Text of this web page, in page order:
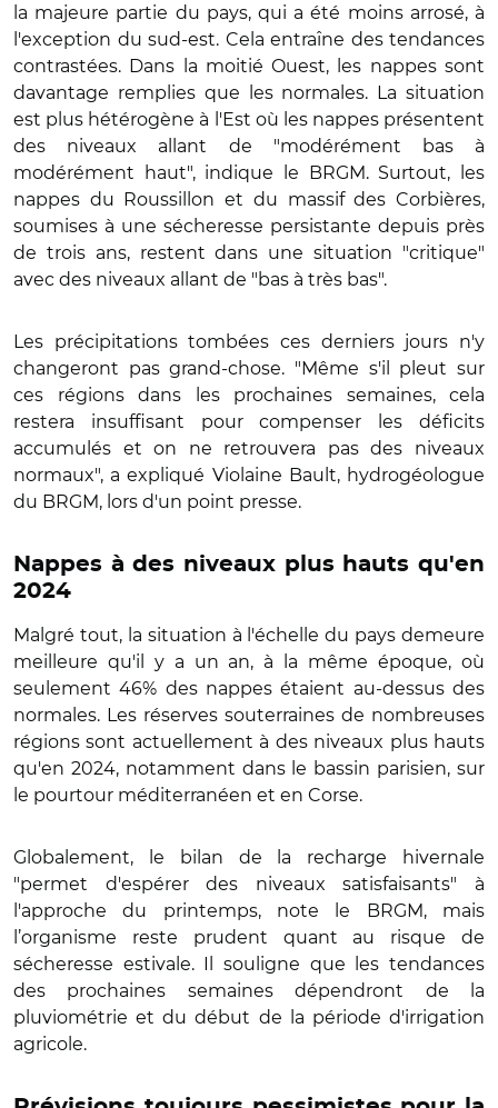
la majeure partie du pays, qui a été moins arrosé, à
l'exception du sud-est. Cela entraîne des tendances
contrastées. Dans la moitié Ouest, les nappes sont
davantage remplies que les normales. La situation
est plus hétérogène à l'Est où les nappes présentent
des niveaux allant de "modérément bas à
modérément haut", indique le BRGM. Surtout, les
nappes du Roussillon et du massif des Corbières,
soumises à une sécheresse persistante depuis près
de trois ans, restent dans une situation "critique"
avec des niveaux allant de "bas à très bas".
Les précipitations tombées ces derniers jours n'y
changeront pas grand-chose. "Même s'il pleut sur
ces régions dans les prochaines semaines, cela
restera insuffisant pour compenser les déficits
accumulés et on ne retrouvera pas des niveaux
normaux", a expliqué Violaine Bault, hydrogéologue
du BRGM, lors d'un point presse.
Nappes à des niveaux plus hauts qu'en
2024
Malgré tout, la situation à l'échelle du pays demeure
meilleure qu'il y a un an, à la même époque, où
seulement 46% des nappes étaient au-dessus des
normales. Les réserves souterraines de nombreuses
régions sont actuellement à des niveaux plus hauts
qu'en 2024, notamment dans le bassin parisien, sur
le pourtour méditerranéen et en Corse.
Globalement, le bilan de la recharge hivernale
"permet d'espérer des niveaux satisfaisants" à
l'approche du printemps, note le BRGM, mais
l’organisme reste prudent quant au risque de
sécheresse estivale. Il souligne que les tendances
des prochaines semaines dépendront de la
pluviométrie et du début de la période d'irrigation
agricole.